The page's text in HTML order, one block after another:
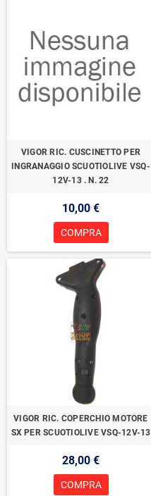
VIGOR RIC. CUSCINETTO PER
INGRANAGGIO SCUOTIOLIVE VSQ-
12V-13 . N. 22
10,00 €
COMPRA
VIGOR RIC. COPERCHIO MOTORE
SX PER SCUOTIOLIVE VSQ-12V-13
28,00 €
COMPRA